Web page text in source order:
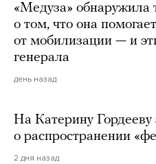
«Медуза»
о том, что она
от мобилизации — и
генерала
день назад
На Катерину Гордееву
о распространении
2 дня назад